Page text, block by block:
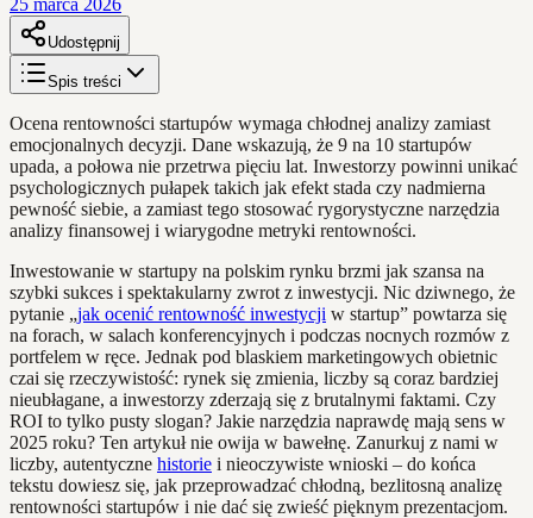
Udostępnij
Spis treści
Ocena rentowności startupów wymaga chłodnej analizy zamiast
emocjonalnych decyzji. Dane wskazują, że 9 na 10 startupów
upada, a połowa nie przetrwa pięciu lat. Inwestorzy powinni unikać
psychologicznych pułapek takich jak efekt stada czy nadmierna
pewność siebie, a zamiast tego stosować rygorystyczne narzędzia
analizy finansowej i wiarygodne metryki rentowności.
Inwestowanie w startupy na polskim rynku brzmi jak szansa na
szybki sukces i spektakularny zwrot z inwestycji. Nic dziwnego, że
pytanie „jak ocenić rentowność inwestycji w startup” powtarza się
na forach, w salach konferencyjnych i podczas nocnych rozmów z
portfelem w ręce. Jednak pod blaskiem marketingowych obietnic
czai się rzeczywistość: rynek się zmienia, liczby są coraz bardziej
nieubłagane, a inwestorzy zderzają się z brutalnymi faktami. Czy
ROI to tylko pusty slogan? Jakie narzędzia naprawdę mają sens w
2025 roku? Ten artykuł nie owija w bawełnę. Zanurkuj z nami w
liczby, autentyczne historie i nieoczywiste wnioski – do końca
tekstu dowiesz się, jak przeprowadzać chłodną, bezlitosną analizę
rentowności startupów i nie dać się zwieść pięknym prezentacjom.